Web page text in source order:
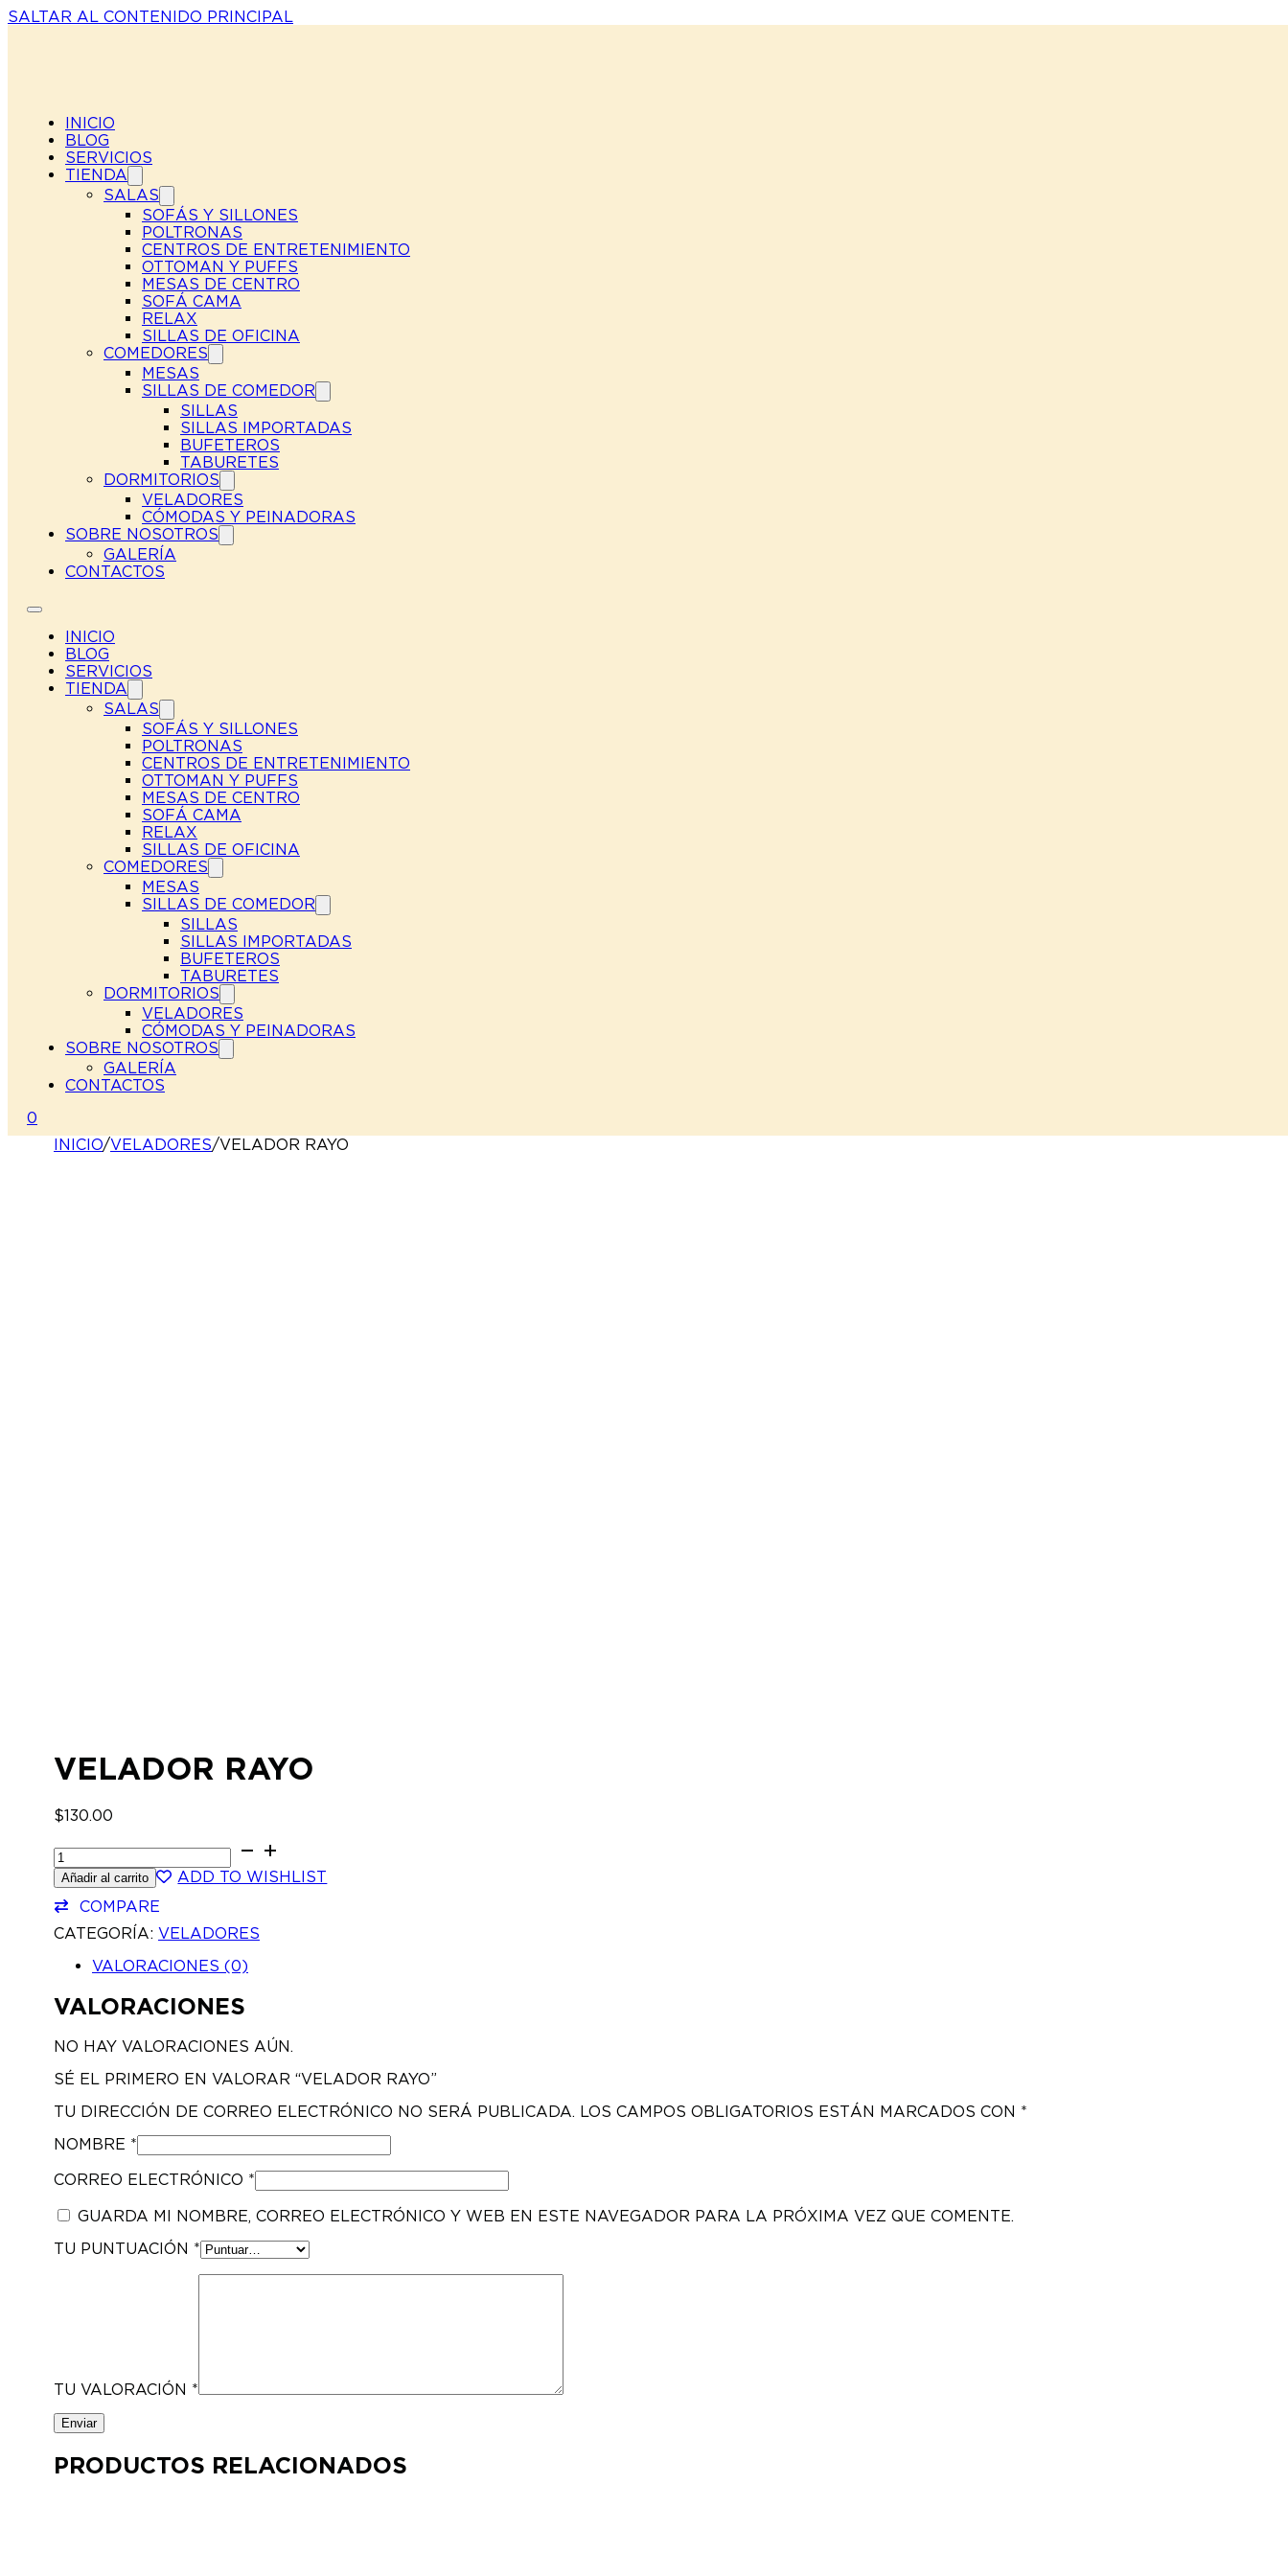
SALTAR AL CONTENIDO PRINCIPAL
INICIO
BLOG
SERVICIOS
TIENDA
SALAS
SOFÁS Y SILLONES
POLTRONAS
CENTROS DE ENTRETENIMIENTO
OTTOMAN Y PUFFS
MESAS DE CENTRO
SOFÁ CAMA
RELAX
SILLAS DE OFICINA
COMEDORES
MESAS
SILLAS DE COMEDOR
SILLAS
SILLAS IMPORTADAS
BUFETEROS
TABURETES
DORMITORIOS
VELADORES
CÓMODAS Y PEINADORAS
SOBRE NOSOTROS
GALERÍA
CONTACTOS
INICIO
BLOG
SERVICIOS
TIENDA
SALAS
SOFÁS Y SILLONES
POLTRONAS
CENTROS DE ENTRETENIMIENTO
OTTOMAN Y PUFFS
MESAS DE CENTRO
SOFÁ CAMA
RELAX
SILLAS DE OFICINA
COMEDORES
MESAS
SILLAS DE COMEDOR
SILLAS
SILLAS IMPORTADAS
BUFETEROS
TABURETES
DORMITORIOS
VELADORES
CÓMODAS Y PEINADORAS
SOBRE NOSOTROS
GALERÍA
CONTACTOS
0
INICIO/VELADORES/VELADOR RAYO
VELADOR RAYO
$130.00
VELADOR
RAYO
CANTIDAD
Añadir al carrito
ADD TO WISHLIST
COMPARE
CATEGORÍA: VELADORES
VALORACIONES (0)
VALORACIONES
NO HAY VALORACIONES AÚN.
SÉ EL PRIMERO EN VALORAR “VELADOR RAYO”
TU DIRECCIÓN DE CORREO ELECTRÓNICO NO SERÁ PUBLICADA. LOS CAMPOS OBLIGATORIOS ESTÁN MARCADOS CON *
NOMBRE *
CORREO ELECTRÓNICO *
GUARDA MI NOMBRE, CORREO ELECTRÓNICO Y WEB EN ESTE NAVEGADOR PARA LA PRÓXIMA VEZ QUE COMENTE.
TU PUNTUACIÓN *
TU VALORACIÓN *
PRODUCTOS RELACIONADOS